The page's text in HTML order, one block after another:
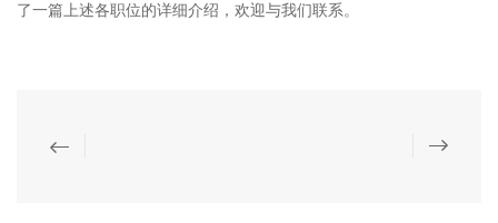
了一篇上述各职位的详细介绍，欢迎与我们联系。